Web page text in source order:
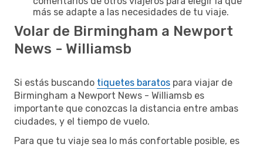
más se adapte a las necesidades de tu viaje.
Volar de Birmingham a Newport
News - Williamsb
Si estás buscando tiquetes baratos para viajar de
Birmingham a Newport News - Williamsb es
importante que conozcas la distancia entre ambas
ciudades, y el tiempo de vuelo.
Para que tu viaje sea lo más confortable posible, es